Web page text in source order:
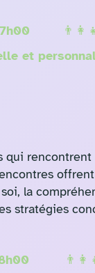
et
qui
la
stratégies